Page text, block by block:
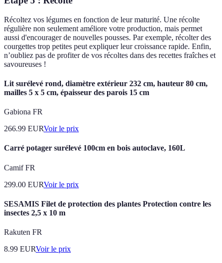
Récoltez vos légumes en fonction de leur maturité. Une récolte
régulière non seulement améliore votre production, mais permet
aussi d'encourager de nouvelles pousses. Par exemple, récolter des
courgettes trop petites peut expliquer leur croissance rapide. Enfin,
n’oubliez pas de profiter de vos récoltes dans des recettes fraîches et
savoureuses !
Lit surélevé rond, diamètre extérieur 232 cm, hauteur 80 cm,
mailles 5 x 5 cm, épaisseur des parois 15 cm
Gabiona FR
266.99 EURVoir le prix
Carré potager surélevé 100cm en bois autoclave, 160L
Camif FR
299.00 EURVoir le prix
SESAMIS Filet de protection des plantes Protection contre les
insectes 2,5 x 10 m
Rakuten FR
8.99 EURVoir le prix